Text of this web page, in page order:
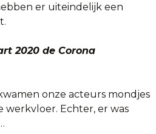
er uiteindelijk een
2020 de Corona
onze acteurs mondjes
Echter, er was